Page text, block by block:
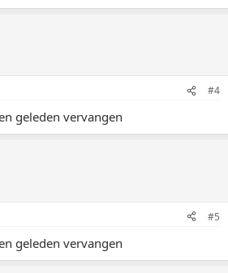
#4
geleden vervangen
#5
geleden vervangen